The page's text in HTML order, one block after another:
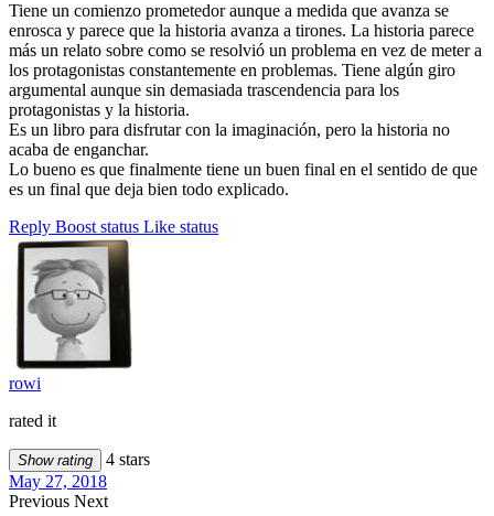
Tiene un comienzo prometedor aunque a medida que avanza se
enrosca y parece que la historia avanza a tirones. La historia parece
más un relato sobre como se resolvió un problema en vez de meter a
los protagonistas constantemente en problemas. Tiene algún giro
argumental aunque sin demasiada trascendencia para los
protagonistas y la historia.
Es un libro para disfrutar con la imaginación, pero la historia no
acaba de enganchar.
Lo bueno es que finalmente tiene un buen final en el sentido de que
es un final que deja bien todo explicado.
Reply Boost status Like status
rowi
rated it
Show rating
4 stars
May 27, 2018
Previous Next